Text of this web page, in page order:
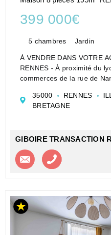
399 000€
5 chambres Jardin
À VENDRE DANS VOTRE
RENNES - À proximité du
commerces de la rue de
200m² avec studio
aujourd'hui d'u...
35000 RENNES
BRETAGNE
GIBOIRE TRANSACTION
Contacter l'agence